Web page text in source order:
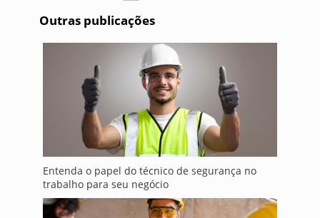
Outras publicações
Entenda o papel do técnico de segurança no
trabalho para seu negócio